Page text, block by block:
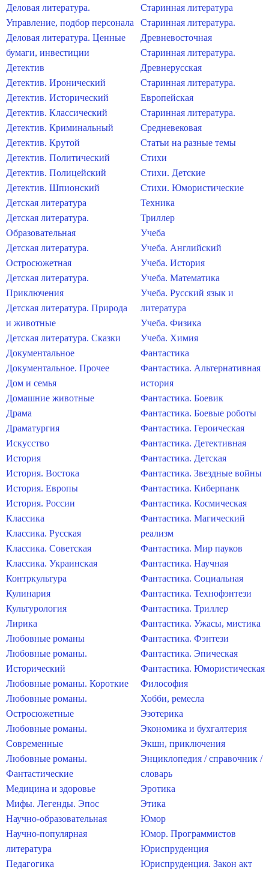
Деловая литература.
Управление, подбор персонала
Деловая литература. Ценные
бумаги, инвестиции
Детектив
Детектив. Иронический
Детектив. Исторический
Детектив. Классический
Детектив. Криминальный
Детектив. Крутой
Детектив. Политический
Детектив. Полицейский
Детектив. Шпионский
Детская литература
Детская литература.
Образовательная
Детская литература.
Остросюжетная
Детская литература.
Приключения
Детская литература. Природа
и животные
Детская литература. Сказки
Документальное
Документальное. Прочее
Дом и семья
Домашние животные
Драма
Драматургия
Искусство
История
История. Востока
История. Европы
История. России
Классика
Классика. Русская
Классика. Советская
Классика. Украинская
Контркультура
Кулинария
Культурология
Лирика
Любовные романы
Любовные романы.
Исторический
Любовные романы. Короткие
Любовные романы.
Остросюжетные
Любовные романы.
Современные
Любовные романы.
Фантастические
Медицина и здоровье
Мифы. Легенды. Эпос
Научно-образовательная
Научно-популярная
литература
Педагогика
Старинная литература
Старинная литература.
Древневосточная
Старинная литература.
Древнерусская
Старинная литература.
Европейская
Старинная литература.
Средневековая
Статьи на разные темы
Стихи
Стихи. Детские
Стихи. Юмористические
Техника
Триллер
Учеба
Учеба. Английский
Учеба. История
Учеба. Математика
Учеба. Русский язык и
литература
Учеба. Физика
Учеба. Химия
Фантастика
Фантастика. Альтернативная
история
Фантастика. Боевик
Фантастика. Боевые роботы
Фантастика. Героическая
Фантастика. Детективная
Фантастика. Детская
Фантастика. Звездные войны
Фантастика. Киберпанк
Фантастика. Космическая
Фантастика. Магический
реализм
Фантастика. Мир пауков
Фантастика. Научная
Фантастика. Социальная
Фантастика. Технофэнтези
Фантастика. Триллер
Фантастика. Ужасы, мистика
Фантастика. Фэнтези
Фантастика. Эпическая
Фантастика. Юмористическая
Философия
Хобби, ремесла
Эзотерика
Экономика и бухгалтерия
Экшн, приключения
Энциклопедия / справочник /
словарь
Эротика
Этика
Юмор
Юмор. Программистов
Юриспруденция
Юриспруденция. Закон акт